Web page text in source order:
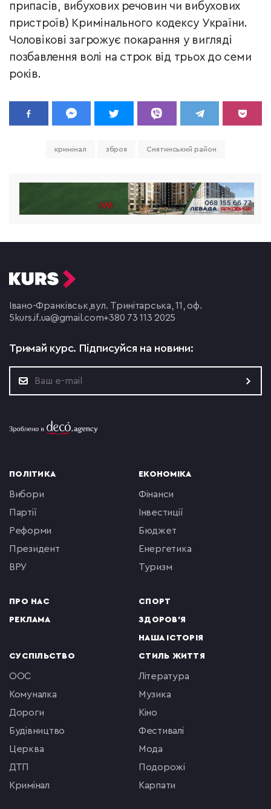
припасів, вибухових речовин чи вибухових
пристроїв) Кримінального кодексу України.
Чоловікові загрожує покарання у вигляді
позбавлення волі на строк від трьох до семи
років.
кримінал зброя Снятинський район
Івано-Франківськ,вул. Тринітарська, 11, оф.
5 kurs.if.ua@gmail.com+380 73 113 2025
Тримай курс. Підписуйся на новини:
ПОЛІТИКА
вибори
партії
реформи
президент
ВРУ
ПРО НАС
РЕКЛАМА
ЕКОНОМІКА
фінанси
інвестиції
бюджет
енергетика
туризм
СПОРТ
ЗДОРОВ'Я
НАША ІСТОРІЯ
СУСПІЛЬСТВО
ООС
комуналка
Дороги
будівництво
церква
ДТП
кримінал
СТИЛЬ ЖИТТЯ
література
музика
кіно
фестивалі
мода
подорожі
Карпати